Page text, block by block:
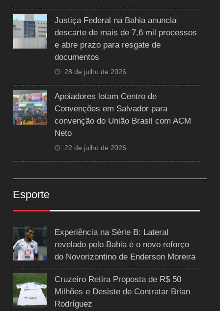
Justiça Federal na Bahia anuncia
descarte de mais de 7,6 mil processos
e abre prazo para resgate de
documentos
28 de julho de 2026
Apoiadores lotam Centro de
Convenções em Salvador para
convenção do União Brasil com ACM
Neto
22 de julho de 2026
Esporte
Experiência na Série B: Lateral
revelado pelo Bahia é o novo reforço
do Novorizontino de Enderson Moreira
Cruzeiro Retira Proposta de R$ 50
Milhões e Desiste de Contratar Brian
Rodríguez